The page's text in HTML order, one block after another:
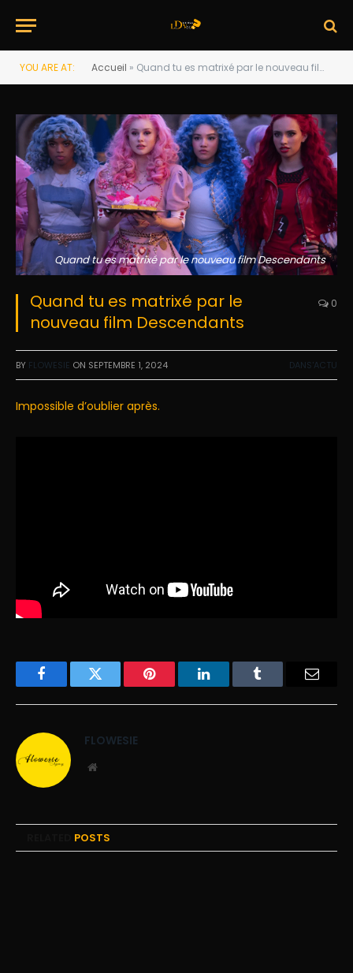
YOU ARE AT: Accueil » Quand tu es matrixé par le nouveau film Descendants
Quand tu es matrixé par le nouveau film Descendants
Quand tu es matrixé par le
nouveau film Descendants
0
BY FLOWESIE ON SEPTEMBRE 1, 2024 DANS'ACTU
Impossible d’oublier après.
FacebookTwitter Pinterest LinkedInTumblr
FLOWESIE
Website
POSTS